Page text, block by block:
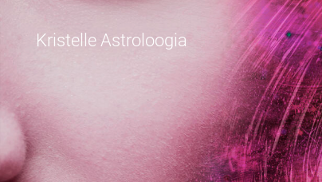
Kristelle Astroloogia